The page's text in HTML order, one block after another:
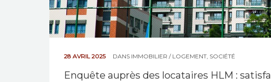
28 AVRIL 2025 DANS IMMOBILIER / LOGEMENT, SOCIÉTÉ
Enquête auprès des locataires HLM :